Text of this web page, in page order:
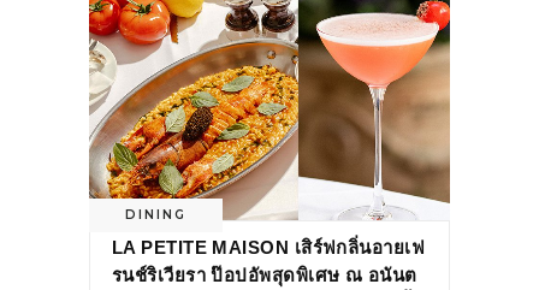
DINING
LA PETITE MAISON เสิร์ฟกลิ่นอายเฟ
รนช์ริเวียรา ป๊อปอัพสุดพิเศษ ณ อนันต